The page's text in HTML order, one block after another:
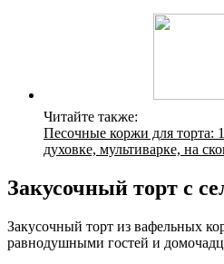
Читайте также:
Песочные коржи для торта:
духовке, мультиварке, на
Закусочный торт с
Закусочный торт из вафельных
равнодушными гостей и